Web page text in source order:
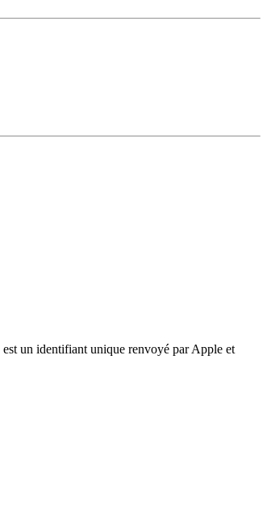
est un identifiant unique renvoyé par Apple et